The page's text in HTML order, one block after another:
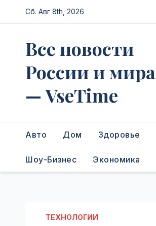
Перейти
к
Сб. Авг 8th, 2026
Все новости
России и мира
— VseTime
Авто Дом Здоровье
Шоу-Бизнес Экономика
ТЕХНОЛОГИИ